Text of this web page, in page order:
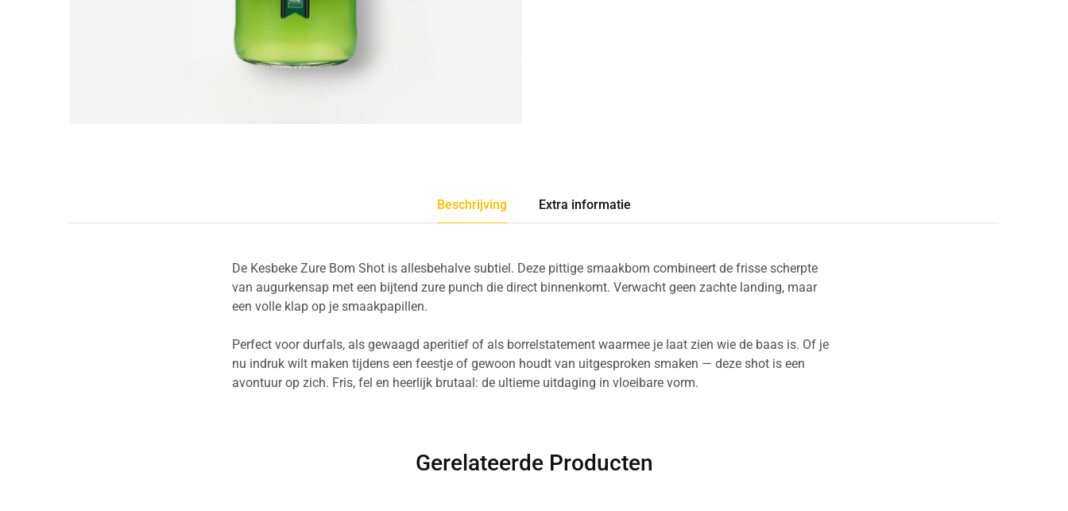
Beschrijving Extra informatie
De Kesbeke Zure Bom Shot is allesbehalve subtiel. Deze pittige smaakbom combineert de frisse scherpte
van augurkensap met een bijtend zure punch die direct binnenkomt. Verwacht geen zachte landing, maar
een volle klap op je smaakpapillen.
Perfect voor durfals, als gewaagd aperitief of als borrelstatement waarmee je laat zien wie de baas is. Of je
nu indruk wilt maken tijdens een feestje of gewoon houdt van uitgesproken smaken — deze shot is een
avontuur op zich. Fris, fel en heerlijk brutaal: de ultieme uitdaging in vloeibare vorm.
Gerelateerde Producten